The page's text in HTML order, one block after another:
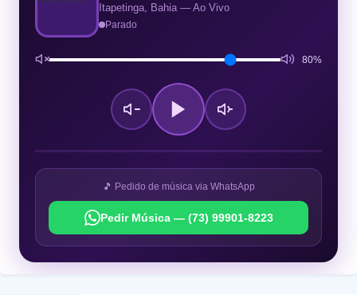
Itapetinga, Bahia — Ao Vivo
Parado
80%
🎵 Pedido de música via WhatsApp
Pedir Música — (73) 99901-8223